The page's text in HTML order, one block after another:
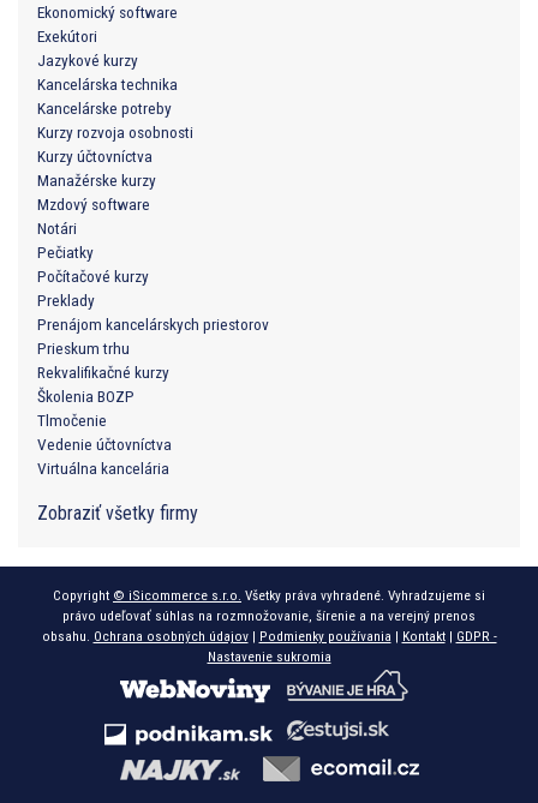
Ekonomický software
Exekútori
Jazykové kurzy
Kancelárska technika
Kancelárske potreby
Kurzy rozvoja osobnosti
Kurzy účtovníctva
Manažérske kurzy
Mzdový software
Notári
Pečiatky
Počítačové kurzy
Preklady
Prenájom kancelárskych priestorov
Prieskum trhu
Rekvalifikačné kurzy
Školenia BOZP
Tlmočenie
Vedenie účtovníctva
Virtuálna kancelária
Zobraziť všetky firmy
Copyright © iSicommerce s.r.o. Všetky práva vyhradené. Vyhradzujeme si
právo udeľovať súhlas na rozmnožovanie, šírenie a na verejný prenos
obsahu. Ochrana osobných údajov| Podmienky používania | Kontakt| GDPR -
Nastavenie sukromia